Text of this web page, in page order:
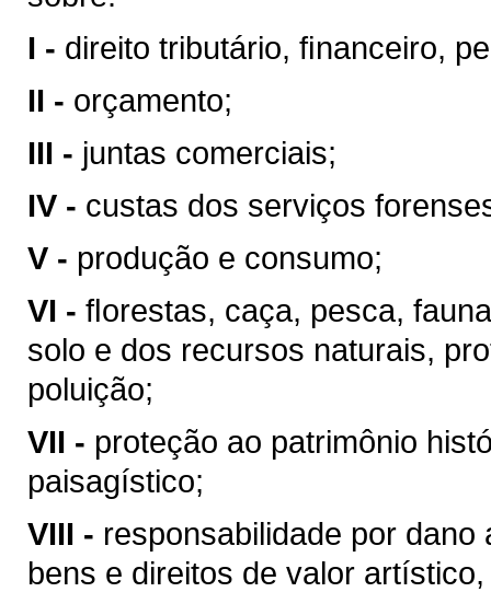
I - direito tributário, ﬁnanceiro,
II - orçamento;
III - juntas comerciais;
IV - custas dos serviços
V - produção e consumo;
VI - ﬂorestas, caça, pesca,
solo e dos recursos naturais,
poluição;
VII - proteção ao patrimônio
paisagístico;
VIII - responsabilidade por
bens e direitos de valor